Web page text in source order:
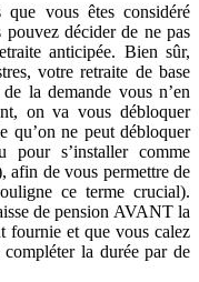
vous êtes considéré
décider de ne pas
anticipée. Bien sûr,
votre retraite de base
la demande vous n’en
on va vous débloquer
qu’on ne peut débloquer
pour s’installer comme
afin de vous permettre de
ce terme crucial).
de pension AVANT la
fournie et que vous calez
la durée par de